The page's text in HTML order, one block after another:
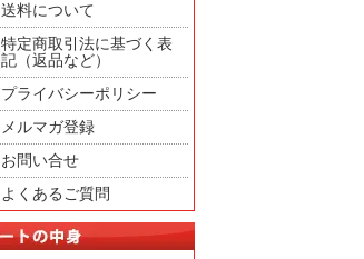
送料について
特定商取引法に基づく表
記（返品など）
プライバシーポリシー
メルマガ登録
お問い合せ
よくあるご質問